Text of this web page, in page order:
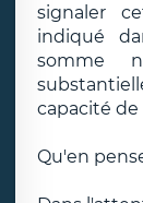
signaler
indiqué
somme
capacité
Qu'en